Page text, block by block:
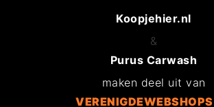
Koopjehier.nl
&
Purus Carwash
maken deel uit van